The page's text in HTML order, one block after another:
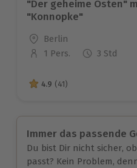
"Der geheime Osten"
"Konnopke"
Standort
Berlin
Anzahl der Teilnehmer
1 Pers. 3 Std
4.9 von 5 Sternen
4.9 (41)
Immer das passende
Du bist Dir nicht sicher,
passt? Kein Problem,